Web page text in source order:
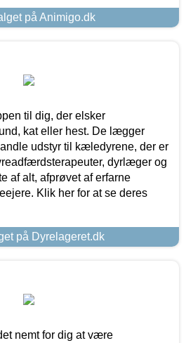
på Animigo.dk
til dig, der elsker
kat eller hest. De lægger
udstyr til kæledyrene, der er
dyrlæger og
af alt, afprøvet af erfarne
Klik her for at se deres
på Dyrelageret.dk
nemt for dig at være